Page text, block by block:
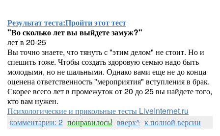
Результат теста:Пройти этот тест
"Во сколько лет вы выйдете замуж?"
лет в 20-25
Вы точно знаете, что тянуть с "этим делом" не стоит. Но и
спешить тоже. Чтобы создать здоровую семью надо быть
молодыми, но не шальными. Однако вами еще не до конца
оценена ответственность "мероприятия" вступления в брак.
Скорее всего лет в промежуток от 20 до 25 вы найдете того,
кто вам нужен.
Психологические и прикольные тесты LiveInternet.ru
комментарии: 2 понравилось! вверх^ к полной версии